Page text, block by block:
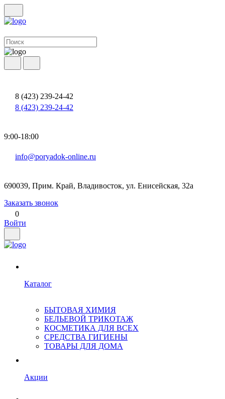
8 (423) 239-24-42
8 (423) 239-24-42
9:00-18:00
info@poryadok-online.ru
690039, Прим. Край, Владивосток, ул. Енисейская, 32а
Заказать звонок
0
Войти
Каталог
БЫТОВАЯ ХИМИЯ
БЕЛЬЕВОЙ ТРИКОТАЖ
КОСМЕТИКА ДЛЯ ВСЕХ
СРЕДСТВА ГИГИЕНЫ
ТОВАРЫ ДЛЯ ДОМА
Акции